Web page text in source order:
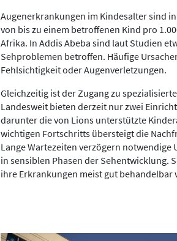
Augenerkrankungen im Kindesalter sind
von bis zu einem betroffenen Kind pro
Afrika. In Addis Abeba sind laut Studien
Sehproblemen betroffen. Häufige
Fehlsichtigkeit oder Augenverletzungen.
Gleichzeitig ist der Zugang zu
Landesweit bieten derzeit nur zwei
darunter die von Lions unterstützte
wichtigen Fortschritts übersteigt die
Lange Wartezeiten verzögern
in sensiblen Phasen der Sehentwicklung.
ihre Erkrankungen meist gut behandelbar